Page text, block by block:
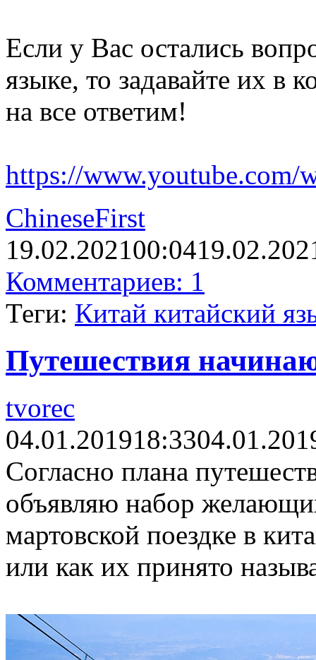
Если у Вас остались
языке, то задавайте их в
на все ответим!
https://www.youtube.com/
ChineseFirst
19.02.202100:04
Комментариев: 1
Теги: Китай китайский
Путешествия
tvorec
04.01.201918:33
Согласно плана
объявляю набор
мартовской поездке в
или как их принято